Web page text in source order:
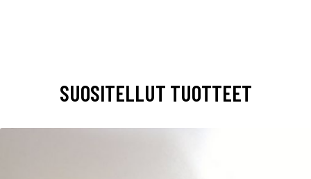
SUOSITELLUT TUOTTEET